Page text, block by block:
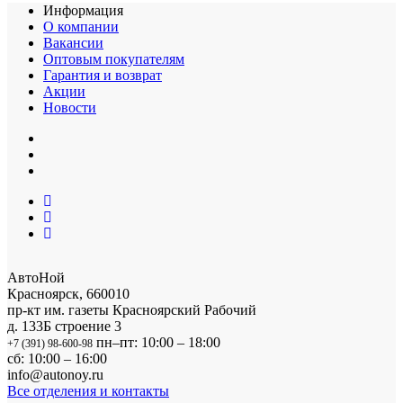
Информация
О компании
Вакансии
Оптовым покупателям
Гарантия и возврат
Акции
Новости
АвтоНой
Красноярск, 660010
пр-кт им. газеты Красноярский Рабочий
д. 133Б строение 3
+7 (391) 98-600-98 пн–пт: 10:00 – 18:00
сб: 10:00 – 16:00
info@autonoy.ru
Все отделения и контакты